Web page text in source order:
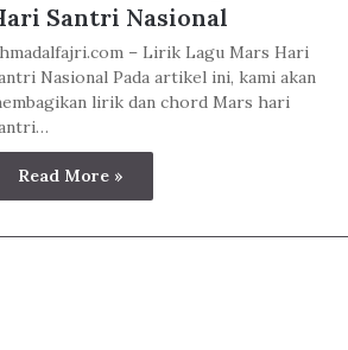
Santri Nasional
– Lirik Lagu Mars Hari
Nasional Pada artikel ini, kami akan
lirik dan chord Mars hari
Read More »